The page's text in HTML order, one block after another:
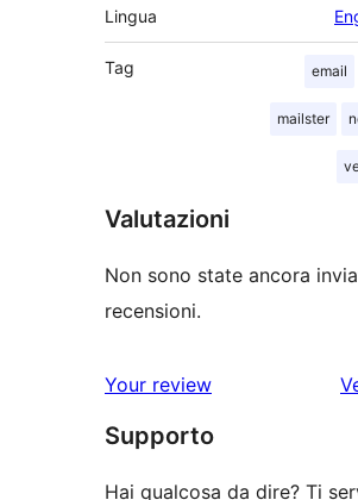
Lingua
Tag email
mailster
Valutazioni
Non sono state ancora
recensioni.
Your review
Supporto
Hai qualcosa da dire? Ti